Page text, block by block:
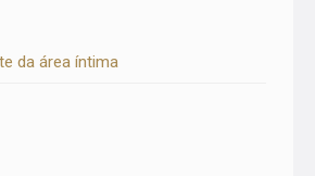
da área íntima